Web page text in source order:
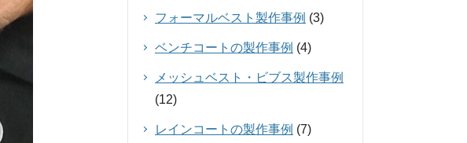
フォーマルベスト製作事例 (3)
ベンチコートの製作事例 (4)
メッシュベスト・ビブス製作事例
(12)
レインコートの製作事例 (7)